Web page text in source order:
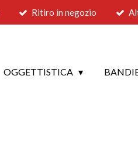
Ritiro in negozio
OGGETTISTICA